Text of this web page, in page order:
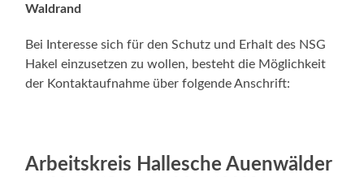
Waldrand
Bei Interesse sich für den Schutz und Erhalt des NSG
Hakel einzusetzen zu wollen, besteht die Möglichkeit
der Kontaktaufnahme über folgende Anschrift:
Arbeitskreis Hallesche Auenwälder